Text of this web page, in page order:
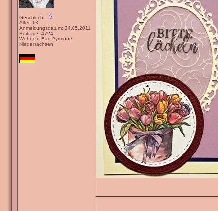
Geschlecht:
Alter: 63
Anmeldungsdatum: 24.05.2011
Beiträge: 4724
Wohnort: Bad Pyrmont/
Niedersachsen